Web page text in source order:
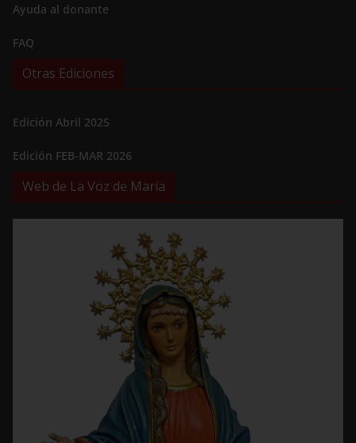
Ayuda al donante
FAQ
Otras Ediciones
Edición Abril 2025
Edición FEB-MAR 2026
Web de La Voz de María